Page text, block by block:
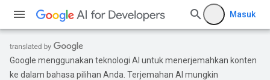
Masuk
Google menggunakan teknologi AI untuk menerjemahkan konten
ke dalam bahasa pilihan Anda. Terjemahan AI mungkin